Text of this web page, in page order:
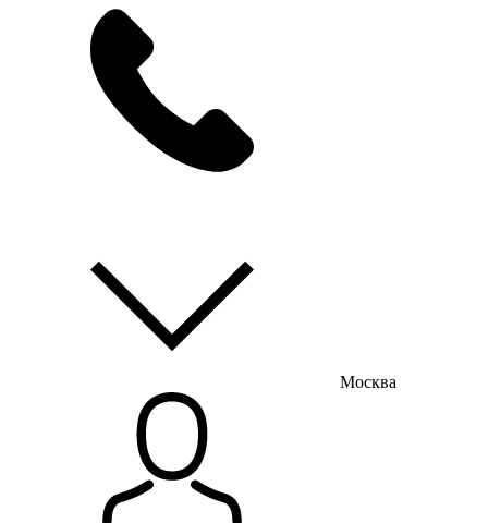
Москва